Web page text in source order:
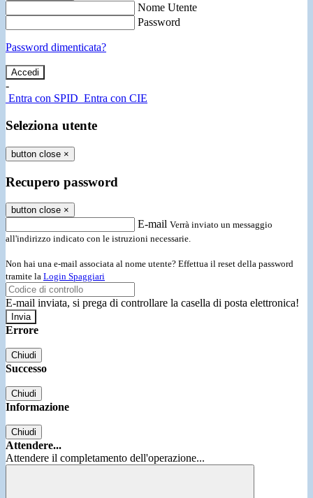
Nome Utente
Password
Password dimenticata?
-
Entra con SPID Entra con CIE
Seleziona utente
button close ×
Recupero password
button close ×
E-mail Verrà inviato un messaggio
all'indirizzo indicato con le istruzioni necessarie.
Non hai una e-mail associata al nome utente? Effettua il reset della password
tramite la Login Spaggiari
E-mail inviata, si prega di controllare la casella di posta elettronica!
Errore
Chiudi
Successo
Chiudi
Informazione
Chiudi
Attendere...
Attendere il completamento dell'operazione...